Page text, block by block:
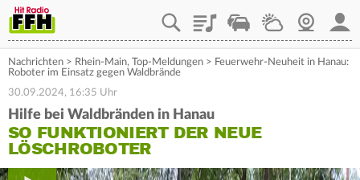
PlaylistStaupilotWetterWebcam
Nachrichten > Rhein-Main, Top-Meldungen > Feuerwehr-Neuheit in Hanau:
Roboter im Einsatz gegen Waldbrände
30.09.2024, 16:35 Uhr
Hilfe bei Waldbränden in Hanau
SO FUNKTIONIERT DER NEUE
LÖSCHROBOTER